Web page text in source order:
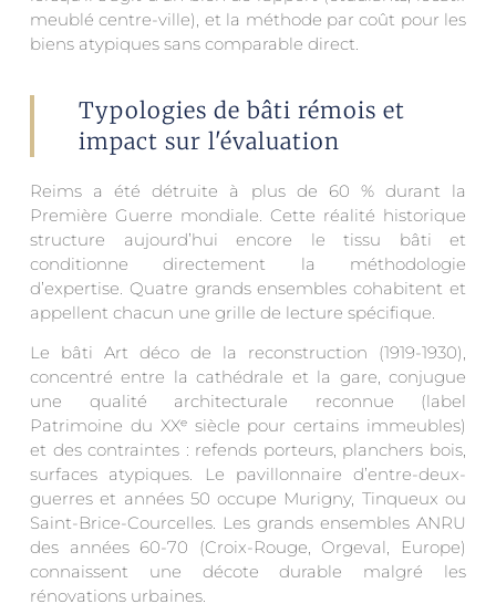
meublé centre-ville), et la méthode par coût pour les
biens atypiques sans comparable direct.
Typologies de bâti rémois et
impact sur l'évaluation
Reims a été détruite à plus de 60 % durant la
Première Guerre mondiale. Cette réalité historique
structure aujourd’hui encore le tissu bâti et
conditionne directement la méthodologie
d’expertise. Quatre grands ensembles cohabitent et
appellent chacun une grille de lecture spécifique.
Le bâti Art déco de la reconstruction (1919-1930),
concentré entre la cathédrale et la gare, conjugue
une qualité architecturale reconnue (label
Patrimoine du XXᵉ siècle pour certains immeubles)
et des contraintes : refends porteurs, planchers bois,
surfaces atypiques. Le pavillonnaire d’entre-deux-
guerres et années 50 occupe Murigny, Tinqueux ou
Saint-Brice-Courcelles. Les grands ensembles ANRU
des années 60-70 (Croix-Rouge, Orgeval, Europe)
connaissent une décote durable malgré les
rénovations urbaines.